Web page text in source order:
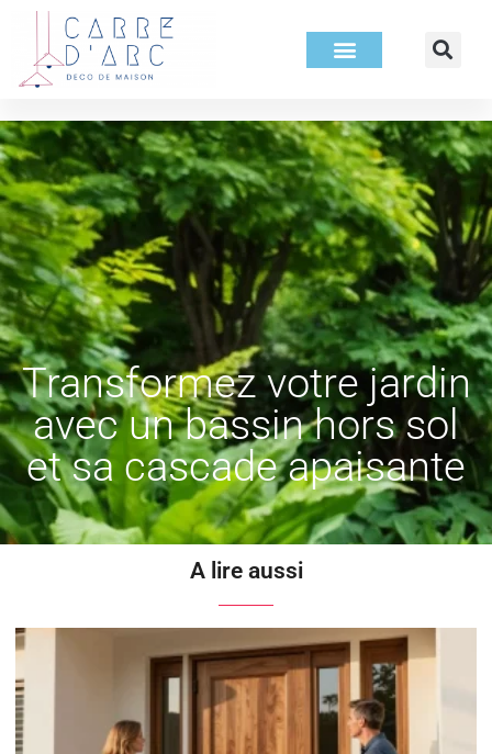
Transformez votre jardin
avec un bassin hors sol
et sa cascade apaisante
A lire aussi